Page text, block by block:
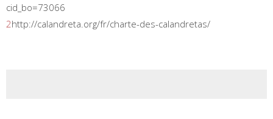
cid_bo=73066
2http://calandreta.org/fr/charte-des-calandretas/